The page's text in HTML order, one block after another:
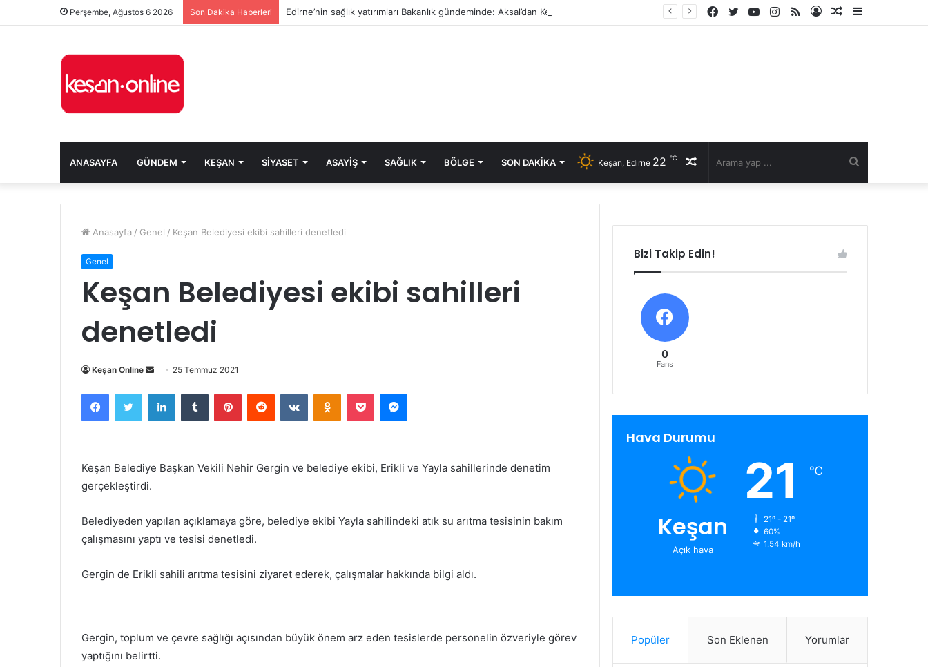
Perşembe, Ağustos 6 2026 Son Dakika Haberleri Edirne’nin sağlık yatırımları Bakanlık gündeminde: Aksal’dan Keşan için iki önemli talep
Kenar
Rastgele
Kayıt
RSS
Instagram
YouTube
Twitter
Facebook
ANASAYFA GÜNDEM KEŞAN SIYASET ASAYIŞ SAĞLIK BÖLGE SON DAKIKA Rastgele
Keşan, Edirne 22 ℃
Anasayfa / Genel / Keşan Belediyesi ekibi sahilleri denetledi
Genel
Keşan Belediyesi ekibi sahilleri
denetledi
Keşan Online
Bir
posta
göndermek
25 Temmuz 2021
FacebookTwitter LinkedInTumblr PinterestReddit VKontakteOdnoklassniki
Pocket Messenger
Keşan Belediye Başkan Vekili Nehir Gergin ve belediye ekibi, Erikli ve Yayla sahillerinde denetim
gerçekleştirdi.
Belediyeden yapılan açıklamaya göre, belediye ekibi Yayla sahilindeki atık su arıtma tesisinin bakım
çalışmasını yaptı ve tesisi denetledi.
Gergin de Erikli sahili arıtma tesisini ziyaret ederek, çalışmalar hakkında bilgi aldı.
Gergin, toplum ve çevre sağlığı açısından büyük önem arz eden tesislerde personelin özveriyle görev
yaptığını belirtti.
Bizi Takip Edin!
0
Fans
Hava Durumu
Keşan
Açık hava
21 ℃
21º - 21º
60%
1.54 km/h
Popüler Son Eklenen Yorumlar